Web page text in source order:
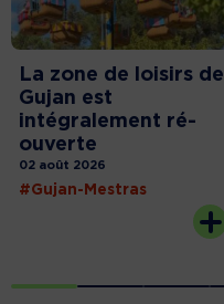
La zone de loisirs de
Gujan est
intégralement ré-
ouverte
02 août 2026
#Gujan-Mestras